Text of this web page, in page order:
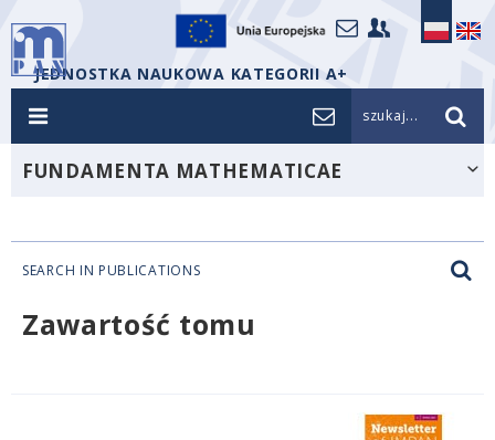
JEDNOSTKA NAUKOWA KATEGORII A+
szukaj...
FUNDAMENTA MATHEMATICAE
SEARCH IN PUBLICATIONS
Zawartość tomu